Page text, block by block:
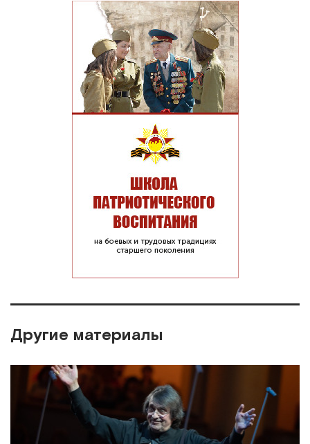
Другие материалы